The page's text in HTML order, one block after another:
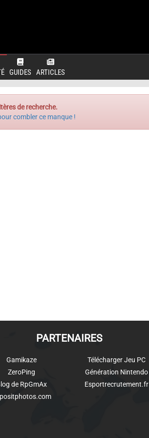
GUIDES ARTICLES
de recherche.
combler ce manque !
PARTENAIRES
Gamikaze
ZeroPing
de RpGmAx
Télécharger Jeu PC
Génération Nintendo
Esportrecrutement.fr